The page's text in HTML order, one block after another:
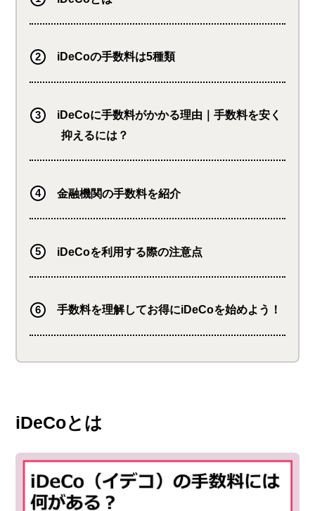
iDeCoの手数料は5種類
iDeCoに手数料がかかる理由｜手数料を安く
抑えるには？
金融機関の手数料を紹介
iDeCoを利用する際の注意点
手数料を理解してお得にiDeCoを始めよう！
iDeCoとは